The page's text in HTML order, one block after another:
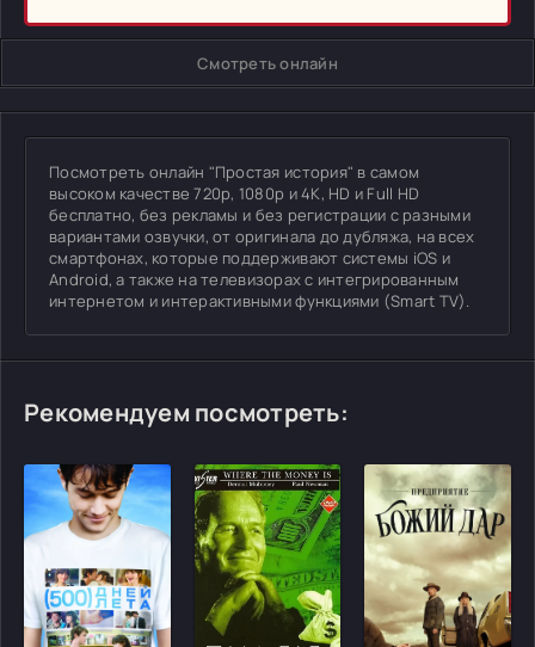
Смотреть онлайн
Посмотреть онлайн "Простая история" в самом
высоком качестве 720p, 1080p и 4K, HD и Full HD
бесплатно, без рекламы и без регистрации с разными
вариантами озвучки, от оригинала до дубляжа, на всех
смартфонах, которые поддерживают системы iOS и
Android, а также на телевизорах с интегрированным
интернетом и интерактивными функциями (Smart TV).
Рекомендуем посмотреть: